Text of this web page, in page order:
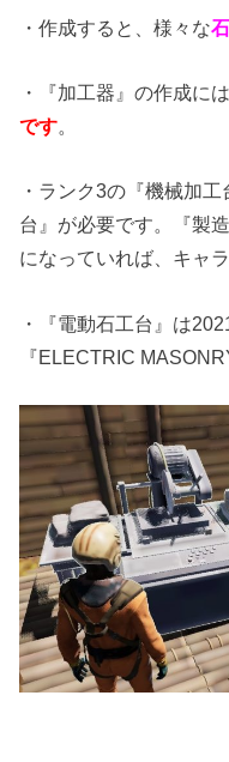
・作成すると、様々な
・『加工器』の作成に
です。
・ランク3の『機械加
台』が必要です。『製
になっていれば、キャ
・『電動石工台』は
『ELECTRIC